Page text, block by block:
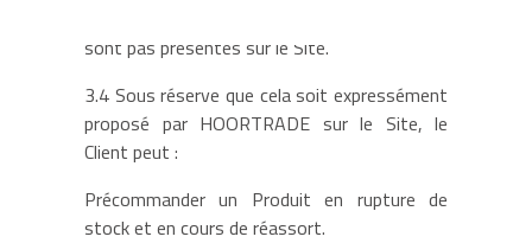
sont pas présentés sur le Site.
3.4 Sous réserve que cela soit expressément
proposé par HOORTRADE sur le Site, le
Client peut :
Précommander un Produit en rupture de
stock et en cours de réassort.